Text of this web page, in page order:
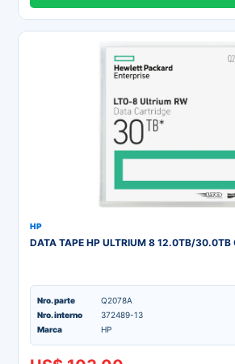
HP
DATA TAPE HP ULTRIUM 8 12.0TB/
Nro. parte
Q2078A
Nro. interno
372489-13
Marca
HP